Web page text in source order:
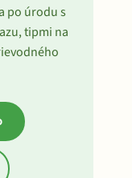
po úrodu s
tipmi na